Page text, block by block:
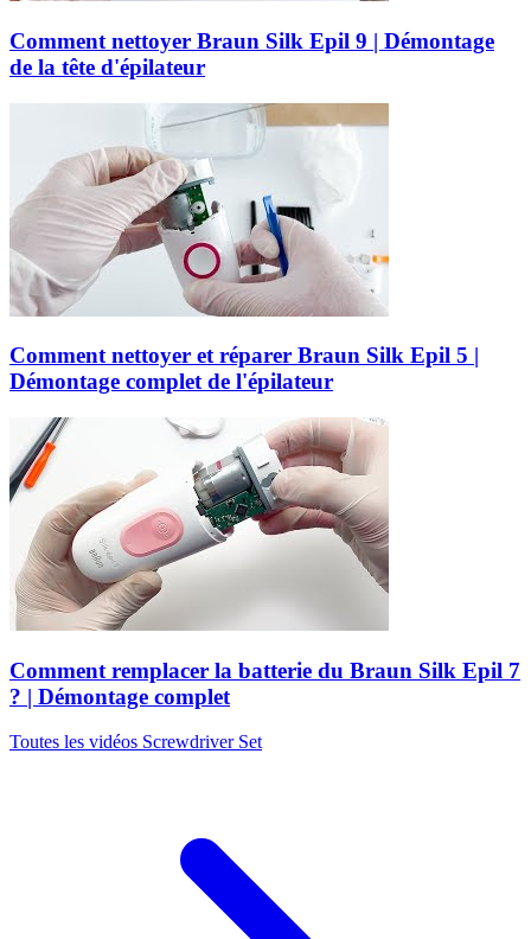
Comment nettoyer Braun Silk Epil 9 | Démontage
de la tête d'épilateur
Comment nettoyer et réparer Braun Silk Epil 5 |
Démontage complet de l'épilateur
Comment remplacer la batterie du Braun Silk Epil 7
? | Démontage complet
Toutes les vidéos Screwdriver Set